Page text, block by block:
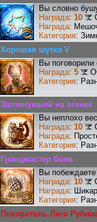
Вы словно
Награда: 10
Награда:
Категория:
Хорошая шутка V
Вы
Награда: 5
Категория:
Заглянувший на огонек
Вы неплохо
Награда: 10
Награда:
Категория:
Грандмастер Боев
Вы
Награда: 10
Награда:
Категория:
Покоритель Лиги